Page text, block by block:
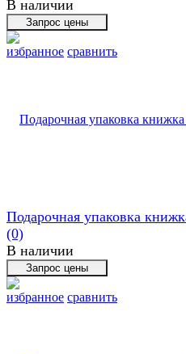
избранное сравнить
В наличии
избранное сравнить
Подарочная упаковка
(0)
В наличии